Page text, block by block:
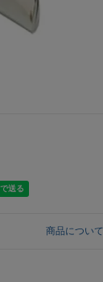
商品につい